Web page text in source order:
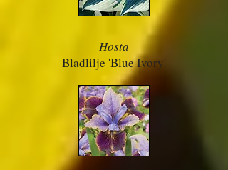
Hosta
Bladlilje 'Blue Ivory'